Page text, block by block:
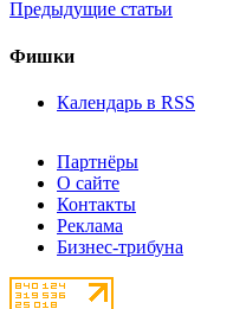
Предыдущие статьи
Фишки
Календарь в RSS
Партнёры
О сайте
Контакты
Реклама
Бизнес-трибуна